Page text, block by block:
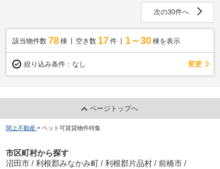
次の30件へ
該当物件数 78棟 空き数 17 件 1～30 棟を表示
絞り込み条件： なし 変更
ページトップへ
関上不動産 > ペット可賃貸物件特集
市区町村から探す
沼田市 / 利根郡みなかみ町 / 利根郡片品村 / 前橋市 /